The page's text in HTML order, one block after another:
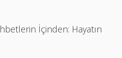
İçinden: Hayatın